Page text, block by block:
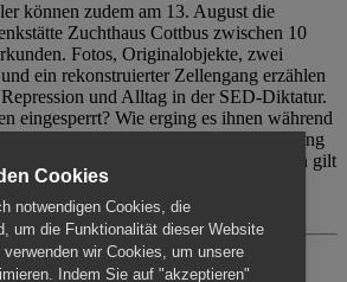
können zudem am 13. August die
Zuchthaus Cottbus zwischen 10
Fotos, Originalobjekte, zwei
ein rekonstruierter Zellengang erzählen
und Alltag in der SED-Diktatur.
eingesperrt? Wie erging es ihnen während
Besuch erfolgt individuell ohne Betreuung
Cottbus. Für Begleitpersonen gilt
ermäßigt 5€).
Cookies
notwendigen Cookies, die
um die Funktionalität dieser Website
verwenden wir Cookies, um unsere
Indem Sie auf "akzeptieren"